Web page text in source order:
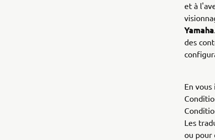
et à
Yamaha
des
En
Les
ou pour